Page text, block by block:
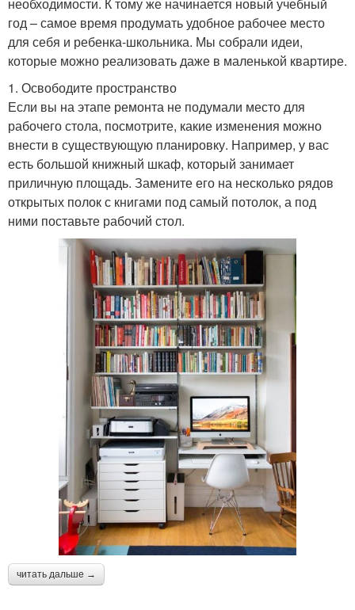
год – самое время продумать удобное рабочее место
для себя и ребенка-школьника. Мы собрали идеи,
которые можно реализовать даже в маленькой квартире.
1. Освободите пространство
Если вы на этапе ремонта не подумали место для
рабочего стола, посмотрите, какие изменения можно
внести в существующую планировку. Например, у вас
есть большой книжный шкаф, который занимает
приличную площадь. Замените его на несколько рядов
открытых полок с книгами под самый потолок, а под
ними поставьте рабочий стол.
читать дальше →